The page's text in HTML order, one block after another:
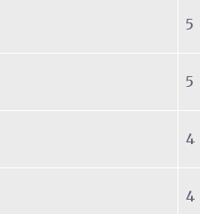
5
5
4
4